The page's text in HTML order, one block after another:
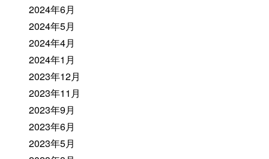
2024年6月
2024年5月
2024年4月
2024年1月
2023年12月
2023年11月
2023年9月
2023年6月
2023年5月